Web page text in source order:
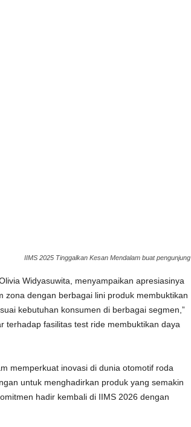
IIMS 2025 Tinggalkan Kesan Mendalam buat pengunjung
Widyasuwita, menyampaikan apresiasinya
zona dengan berbagai lini produk membuktikan
kebutuhan konsumen di berbagai segmen,”
terhadap fasilitas test ride membuktikan daya
memperkuat inovasi di dunia otomotif roda
untuk menghadirkan produk yang semakin
hadir kembali di IIMS 2026 dengan